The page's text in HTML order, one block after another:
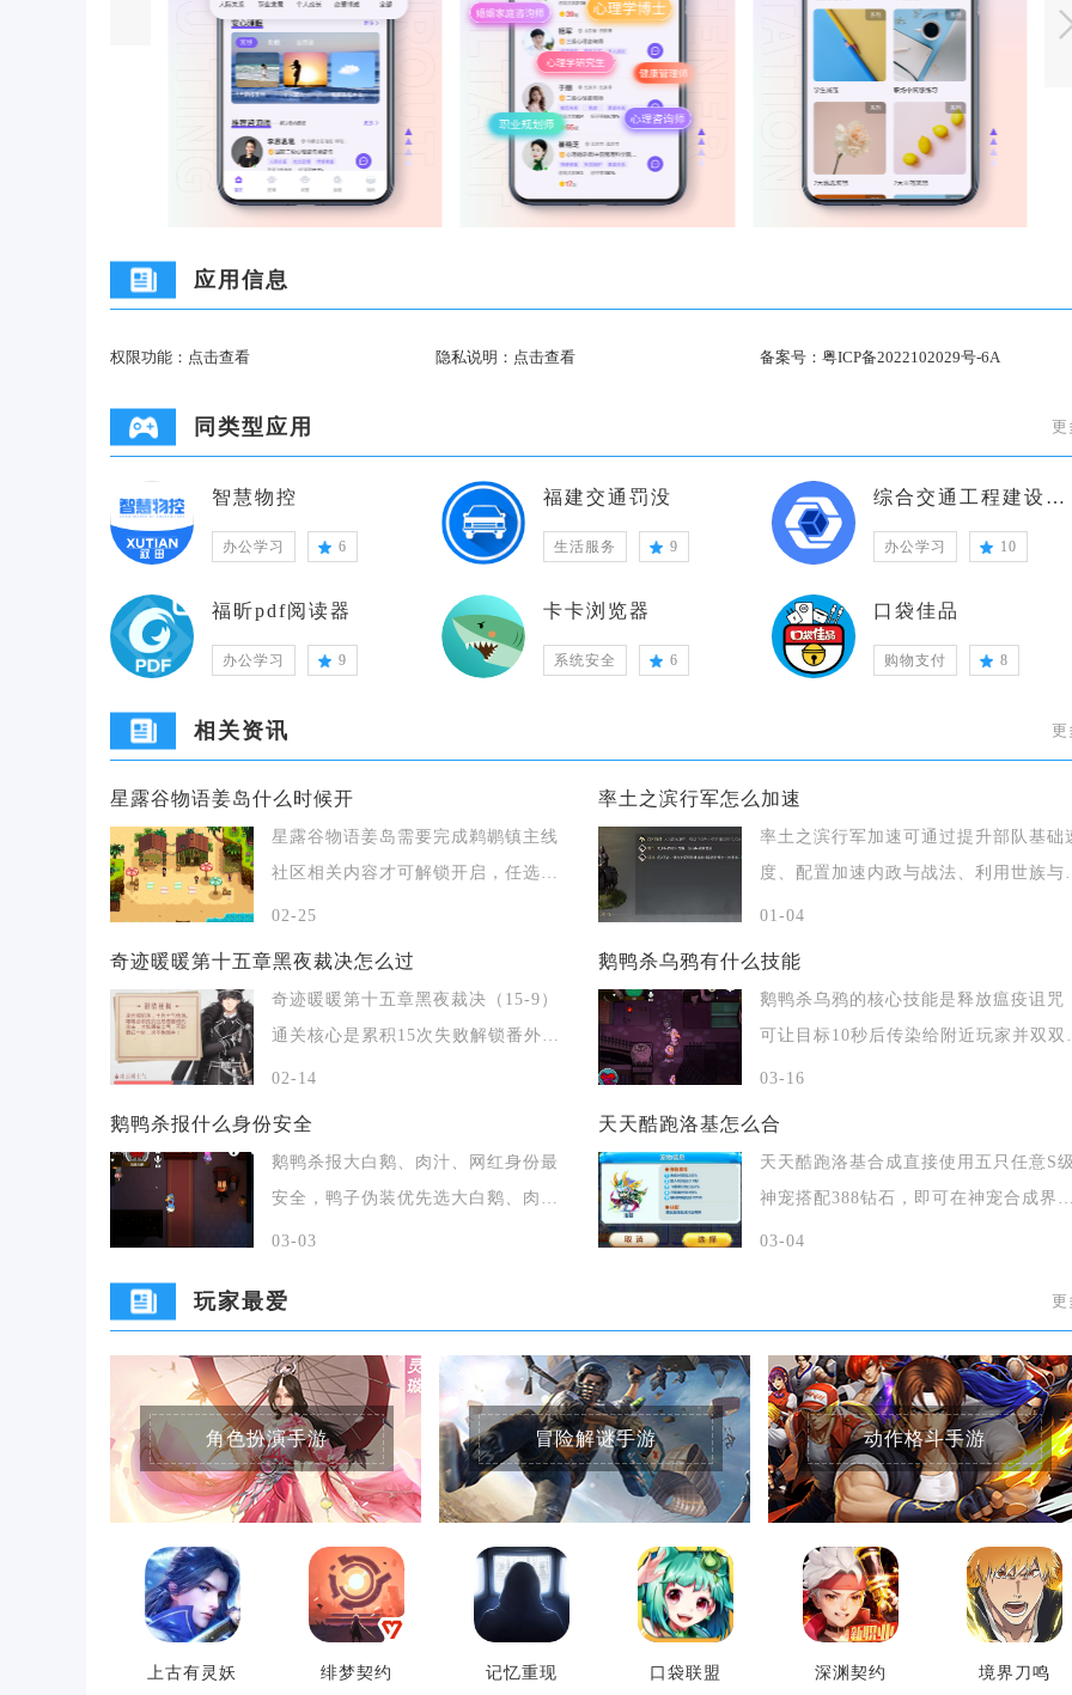
应用信息
权限功能： 点击查看 隐私说明： 点击查看 备案号：粤ICP备2022102029号-6A
同类型应用 更
智慧物控
办公学习 6
福建交通罚没
生活服务 9
综合交通工程建设全过程管理系统
办公学习 10
福昕pdf阅读器
办公学习 9
卡卡浏览器
系统安全 6
口袋佳品
购物支付 8
相关资讯 更
星露谷物语姜岛什么时候开
星露谷物语姜岛需要完成鹈鹕镇主线
社区相关内容才可解锁开启，任选修
复完整社区中心全
02-25
率土之滨行军怎么加速
率土之滨行军加速可通过提升部队基础
度、配置加速内政与战法、利用世族与
家机制、
01-04
奇迹暖暖第十五章黑夜裁决怎么过
奇迹暖暖第十五章黑夜裁决（15-9）
通关核心是累积15次失败解锁番外，
获取黎明之
02-14
鹅鸭杀乌鸦有什么技能
鹅鸭杀乌鸦的核心技能是释放瘟疫诅咒
可让目标10秒后传染给附近玩家并双双
汰，积
03-16
鹅鸭杀报什么身份安全
鹅鸭杀报大白鹅、肉汁、网红身份最
安全，鸭子伪装优先选大白鹅、肉
汁，中立伪装优先选
03-03
天天酷跑洛基怎么合
天天酷跑洛基合成直接使用五只任意S
神宠搭配388钻石，即可在神宠合成界
召唤出
03-04
玩家最爱 更
角色扮演手游
上古有灵妖 绯梦契约
冒险解谜手游
记忆重现 口袋联盟
动作格斗手游
深渊契约 境界刀鸣